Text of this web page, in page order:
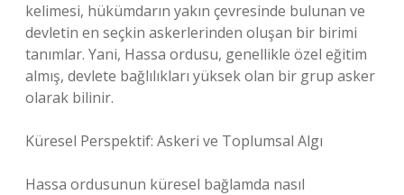
kelimesi, hükümdarın yakın çevresinde bulunan ve
devletin en seçkin askerlerinden oluşan bir birimi
tanımlar. Yani, Hassa ordusu, genellikle özel eğitim
almış, devlete bağlılıkları yüksek olan bir grup asker
olarak bilinir.
Küresel Perspektif: Askeri ve Toplumsal Algı
Hassa ordusunun küresel bağlamda nasıl